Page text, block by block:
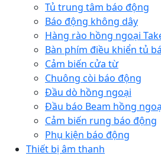
Tủ trung tâm báo động
Báo động không dây
Hàng rào hồng ngoại
Bàn phím điều khiển tủ
Cảm biến cửa từ
Chuông còi báo động
Đầu dò hồng ngoại
Đầu báo Beam hồng
Cảm biến rung báo động
Phụ kiện báo động
Thiết bị âm thanh